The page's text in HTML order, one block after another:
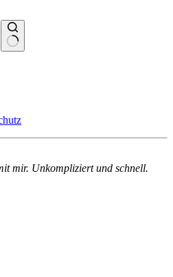
mir. Unkompliziert und schnell.